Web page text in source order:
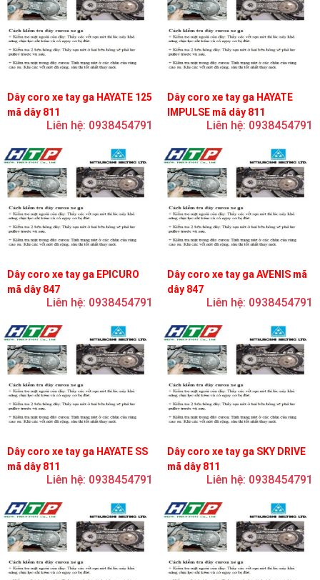
Dây coro xe tay ga HAYATE 125
mã dây 811
Liên hệ: 0938454791
Dây coro xe tay ga HAYATE
IMPULSE mã dây 811
Liên hệ: 0938454791
Dây coro xe tay ga EPICURO
mã dây 847
Liên hệ: 0938454791
Dây coro xe tay ga AVENIS mã
dây 847
Liên hệ: 0938454791
Dây coro xe tay ga HAYATE SS
mã dây 811
Liên hệ: 0938454791
Dây coro xe tay ga SKY DRIVE
mã dây 811
Liên hệ: 0938454791